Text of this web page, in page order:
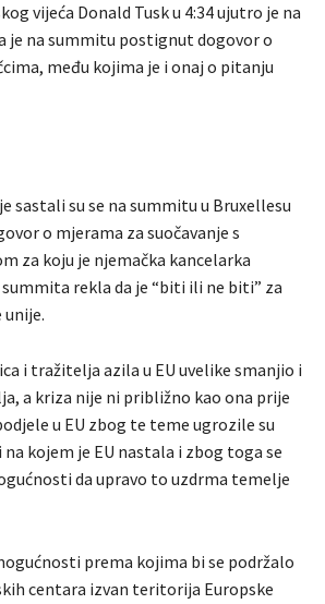
vijeća Donald Tusk u 4:34 ujutro je na
je na summitu postignut dogovor o
među kojima je i onaj o pitanju
sastali su se na summitu u Bruxellesu
o mjerama za suočavanje s
za koju je njemačka kancelarka
rekla da je “biti ili ne biti” za
i tražitelja azila u EU uvelike smanjio i
a kriza nije ni približno kao ona prije
u EU zbog te teme ugrozile su
kojem je EU nastala i zbog toga se
da upravo to uzdrma temelje
prema kojima bi se podržalo
centara izvan teritorija Europske